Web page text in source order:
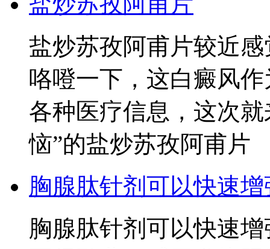
盐炒苏孜阿甫片较近
咯噔一下，这白癜风
各种医疗信息，这次
恼”的盐炒苏孜阿甫片
胸腺肽针剂可以快速
胸腺肽针剂可以快速